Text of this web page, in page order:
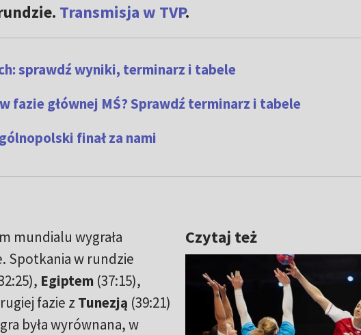
Transmisja w TVP.
sprawdź wyniki, terminarz i tabele
fazie głównej MŚ? Sprawdź terminarz i tabele
finał za nami
Czytaj też
mundialu wygrała
Spotkania w rundzie
Egiptem(37:15),
fazie z Tunezją (39:21)
była wyrównana, w